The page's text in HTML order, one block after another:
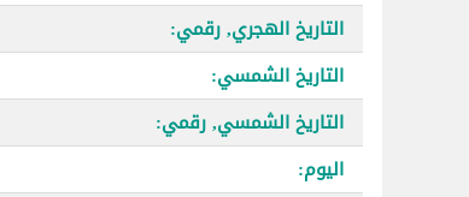
التاريخ الهجري, رقمي:
التاريخ الشمسي:
التاريخ الشمسي, رقمي:
اليوم: